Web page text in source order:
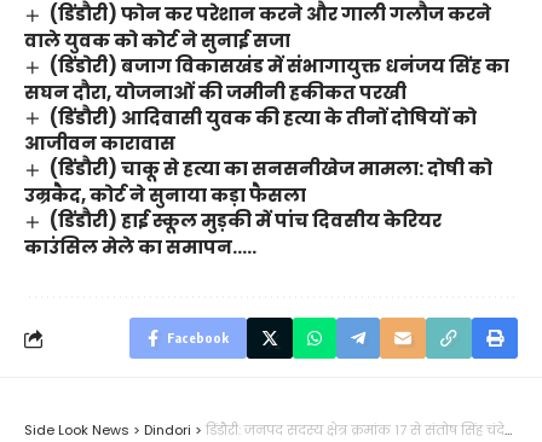
(डिंडौरी) फोन कर परेशान करने और गाली गलौज करने
वाले युवक को कोर्ट ने सुनाई सजा
(डिंडोरी) बजाग विकासखंड में संभागायुक्त धनंजय सिंह का
सघन दौरा, योजनाओं की जमीनी हकीकत परखी
(डिंडौरी) आदिवासी युवक की हत्या के तीनों दोषियों को
आजीवन कारावास
(डिंडौरी) चाकू से हत्या का सनसनीखेज मामला: दोषी को
उम्रकैद, कोर्ट ने सुनाया कड़ा फैसला
(डिंडौरी) हाई स्कूल मुड़की में पांच दिवसीय केरियर
काउंसिल मेले का समापन…..
Facebook
Side Look News > Dindori > डिंडौरी: जनपद सदस्य क्षेत्र क्रमांक 17 से संतोष सिंह चंदेल को मिला निर्णायक जनादेश